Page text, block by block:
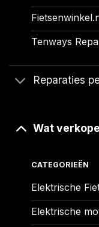
Tenways
Reparaties
Wat
CATEGORIEËN
Elektrische
Elektrische